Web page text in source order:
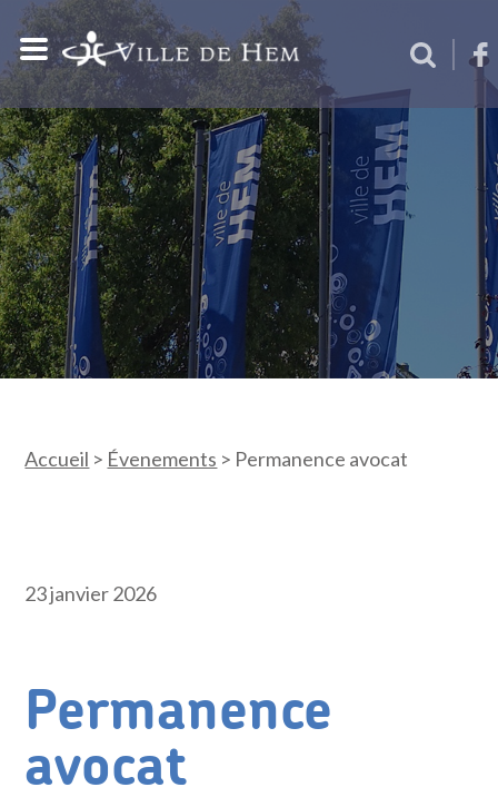
Accueil > Évenements > Permanence avocat
23 janvier 2026
Permanence
avocat